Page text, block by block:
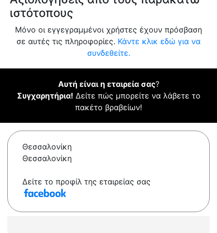
ιστότοπους
Μόνο οι εγγεγραμμένοι χρήστες έχουν πρόσβαση
σε αυτές τις πληροφορίες. Κάντε κλικ εδώ για να
συνδεθείτε.
Αυτή είναι η εταιρεία σας?
Συγχαρητήρια! Δείτε πώς μπορείτε να λάβετε το
πακέτο βραβείων!
Θεσσαλονίκη
Θεσσαλονίκη
Δείτε το προφίλ της εταιρείας σας